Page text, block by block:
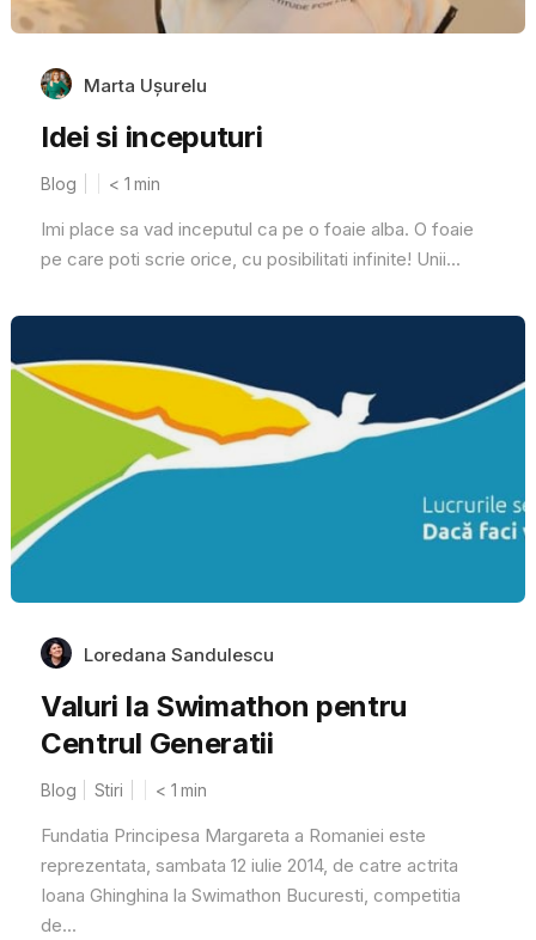
Marta Ușurelu
Idei si inceputuri
Blog < 1 min
Imi place sa vad inceputul ca pe o foaie alba. O foaie
pe care poti scrie orice, cu posibilitati infinite! Unii...
Loredana Sandulescu
Valuri la Swimathon pentru
Centrul Generatii
Blog Stiri < 1 min
Fundatia Principesa Margareta a Romaniei este
reprezentata, sambata 12 iulie 2014, de catre actrita
Ioana Ghinghina la Swimathon Bucuresti, competitia
de...